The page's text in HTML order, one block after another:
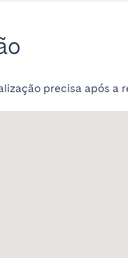
precisa após a